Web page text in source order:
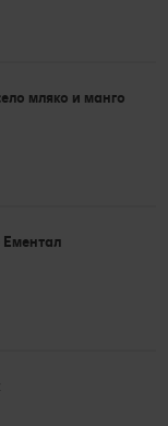
мляко и манго
Ементал